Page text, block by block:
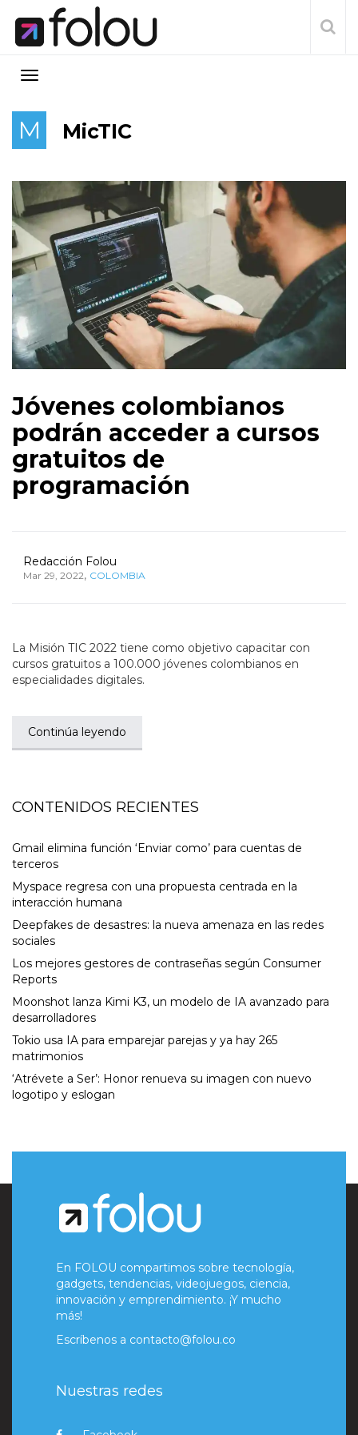
M MicTIC
Jóvenes colombianos
podrán acceder a cursos
gratuitos de
programación
Redacción Folou
Mar 29, 2022, COLOMBIA
La Misión TIC 2022 tiene como objetivo capacitar con
cursos gratuitos a 100.000 jóvenes colombianos en
especialidades digitales.
Continúa leyendo
CONTENIDOS RECIENTES
Gmail elimina función ‘Enviar como’ para cuentas de
terceros
Myspace regresa con una propuesta centrada en la
interacción humana
Deepfakes de desastres: la nueva amenaza en las redes
sociales
Los mejores gestores de contraseñas según Consumer
Reports
Moonshot lanza Kimi K3, un modelo de IA avanzado para
desarrolladores
Tokio usa IA para emparejar parejas y ya hay 265
matrimonios
‘Atrévete a Ser’: Honor renueva su imagen con nuevo
logotipo y eslogan
En FOLOU compartimos sobre tecnología,
gadgets, tendencias, videojuegos, ciencia,
innovación y emprendimiento. ¡Y mucho
más!
Escríbenos a contacto@folou.co
Nuestras redes